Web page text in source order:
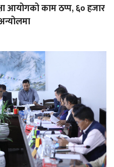
आयोगको काम ठप्प, ६० हजार
अन्योलमा